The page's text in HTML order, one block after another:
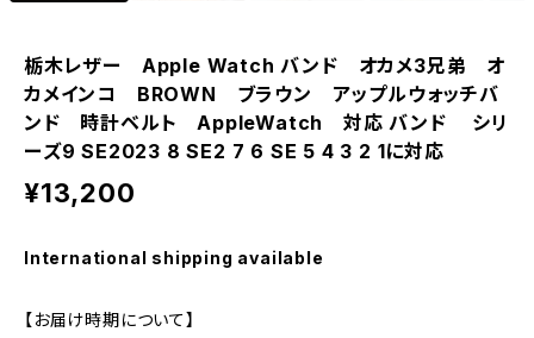
栃木レザー Apple Watch バンド オカメ3兄弟 オ
カメインコ BROWN ブラウン アップルウォッチバ
ンド 時計ベルト AppleWatch 対応 バンド シリ
ーズ9 SE2023 8 SE2 7 6 SE 5 4 3 2 1に対応
¥13,200
International shipping available
【お届け時期について】